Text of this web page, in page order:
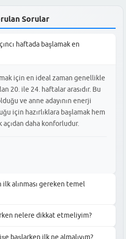
Sorular
haftada başlamak en
için en ideal zaman genellikle
20. ile 24. haftalar arasıdır. Bu
ve anne adayının enerji
için hazırlıklara başlamak hem
daha konforludur.
alınması gereken temel
müslin örtüler, yenidoğan bebek
Ayrıca bebeğin güvenli uykusu
nelere dikkat etmeliyim?
başlarken ilk ne almalıyım?